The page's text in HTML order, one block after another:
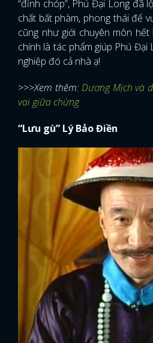
“đỉnh chóp”, Phú Đại Long đã
chất bất phàm, phong thái đế
cũng như giới chuyên môn
chính là tác phẩm giúp Phú
nghiệp đó cả nhà ạ!
>>>Xem thêm:Dương Mịch và
vai giữa chừng
“Lưu gù” Lý Bảo Điền